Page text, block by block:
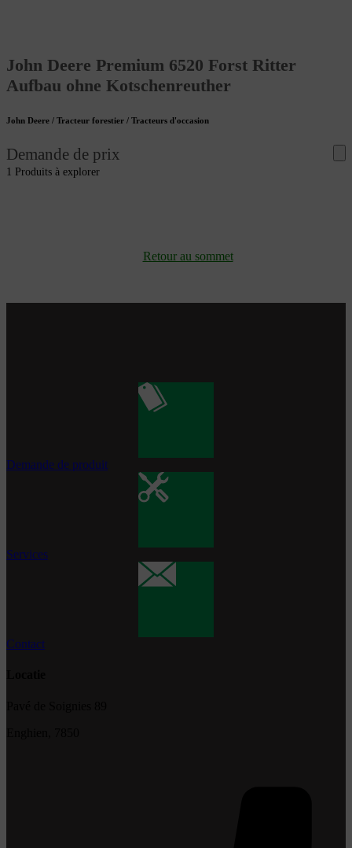
John Deere Premium 6520 Forst Ritter
Aufbau ohne Kotschenreuther
John Deere / Tracteur forestier / Tracteurs d'occasion
Demande de prix
1 Produits à explorer
Retour au sommet
Demande de produit
Services
Contact